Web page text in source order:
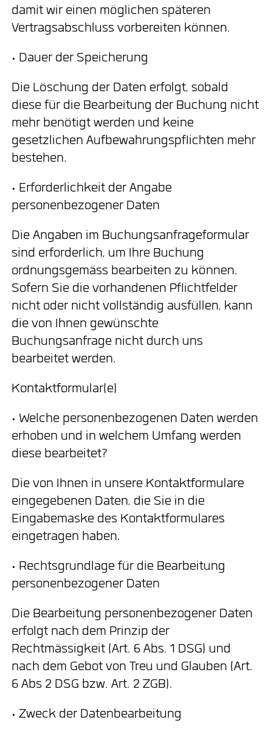
damit wir einen möglichen späteren
Vertragsabschluss vorbereiten können.
• Dauer der Speicherung
Die Löschung der Daten erfolgt, sobald
diese für die Bearbeitung der Buchung nicht
mehr benötigt werden und keine
gesetzlichen Aufbewahrungspflichten mehr
bestehen.
• Erforderlichkeit der Angabe
personenbezogener Daten
Die Angaben im Buchungsanfrageformular
sind erforderlich, um Ihre Buchung
ordnungsgemäss bearbeiten zu können.
Sofern Sie die vorhandenen Pflichtfelder
nicht oder nicht vollständig ausfüllen, kann
die von Ihnen gewünschte
Buchungsanfrage nicht durch uns
bearbeitet werden.
Kontaktformular(e)
• Welche personenbezogenen Daten werden
erhoben und in welchem Umfang werden
diese bearbeitet?
Die von Ihnen in unsere Kontaktformulare
eingegebenen Daten, die Sie in die
Eingabemaske des Kontaktformulares
eingetragen haben.
• Rechtsgrundlage für die Bearbeitung
personenbezogener Daten
Die Bearbeitung personenbezogener Daten
erfolgt nach dem Prinzip der
Rechtmässigkeit (Art. 6 Abs. 1 DSG) und
nach dem Gebot von Treu und Glauben (Art.
6 Abs 2 DSG bzw. Art. 2 ZGB).
• Zweck der Datenbearbeitung